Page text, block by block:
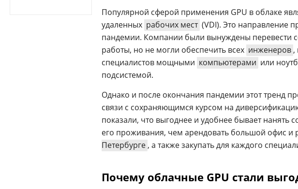
Популярной сферой применения GPU в облаке
удаленных рабочих мест (VDI). Это направление
пандемии. Компании были вынуждены перевести
работы, но не могли обеспечить всех инженеров ,
специалистов мощными компьютерами или
подсистемой.
Однако и после окончания пандемии этот тренд
связи с сохраняющимся курсом на
показали, что выгоднее и удобнее бывает нанять
его проживания, чем арендовать большой офис и
Петербурге , а также закупать для каждого
Почему облачные GPU стали